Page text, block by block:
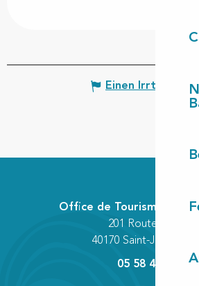
Einen Irrtum
Office de Tourisme
201 Route des Lacs
40170 Saint-Julien-en-
05 58 42 89 80